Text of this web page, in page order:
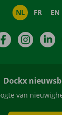
NL FR EN
Facebook
Dockx
van